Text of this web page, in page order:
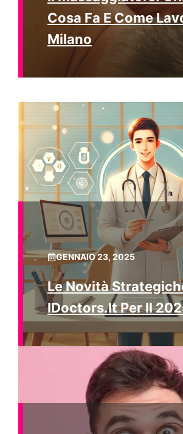
Cosa Fa E Come
Milano
GENNAIO 23, 2025
Le Novità
IDoctors.it Per Il